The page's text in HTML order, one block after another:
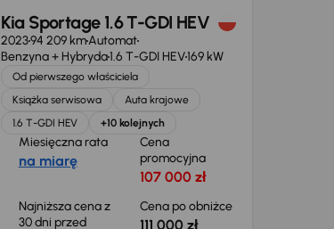
Kia Sportage 1.6 T-GDI HEV
202394 209 kmAutomat
Benzyna + Hybryda1.6 T-GDI HEV169 kW
Od pierwszego właściciela
Książka serwisowa
Auta krajowe
1.6 T-GDI HEV
+10 kolejnych
Miesięczna rata
na miarę
Cena
promocyjna
107 000 zł
Najniższa cena z
30 dni przed
Cena po obniżce
111 000 zł